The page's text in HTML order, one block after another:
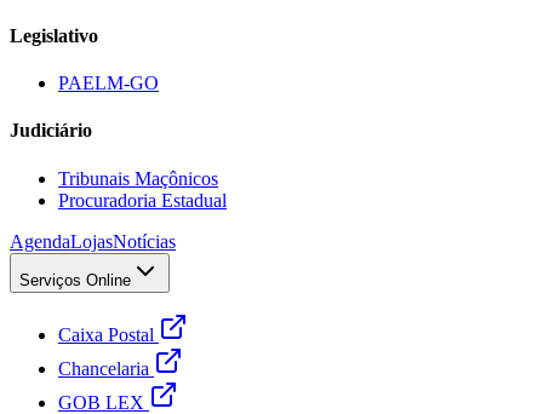
Legislativo
PAELM-GO
Judiciário
Tribunais Maçônicos
Procuradoria Estadual
AgendaLojasNotícias
Serviços Online
Caixa Postal
Chancelaria
GOB LEX